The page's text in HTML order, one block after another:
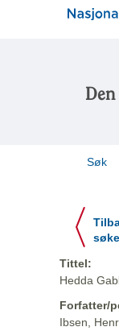
Søk
Tittel:
Hedda
Forfatter/
Ibsen,